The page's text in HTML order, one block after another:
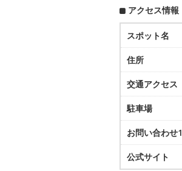
アクセス情報
スポット名
住所
交通アクセス
駐車場
お問い合わせ1
公式サイト